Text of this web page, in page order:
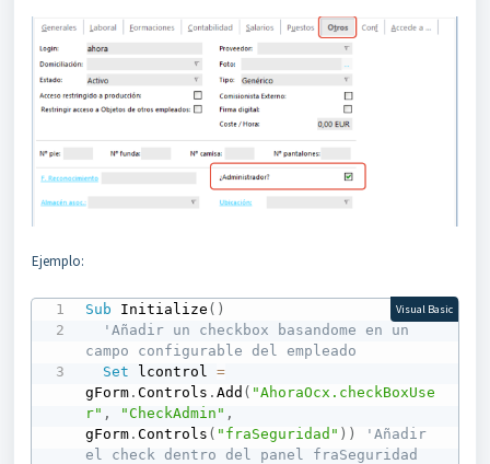
Ejemplo:
Sub Initialize ( )
'Añadir un checkbox basandome en un
campo configurable del empleado
Set lcontrol =
gForm .Controls .Add ( "AhoraOcx.checkBoxUse
r" , "CheckAdmin" ,
gForm .Controls ( "fraSeguridad" ) )
'Añadir
el check dentro del panel fraSeguridad
Visual Basic